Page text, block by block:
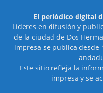
El periódico digital
Líderes en difusión y
de la ciudad de Dos
impresa se publica desde
Este sitio refleja la
impresa y se